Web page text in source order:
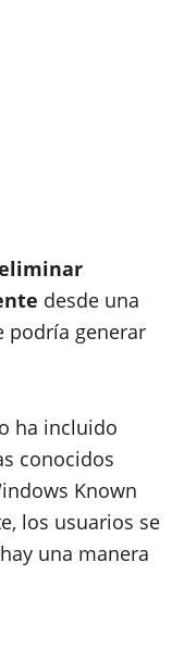
desde una
podría generar
ha incluido
conocidos
Known
los usuarios se
una manera